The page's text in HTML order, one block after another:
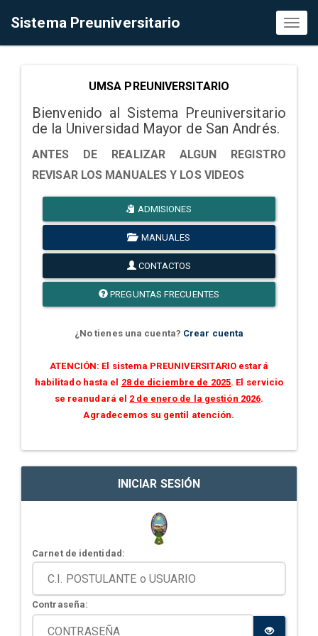
Sistema Preuniversitario
UMSA PREUNIVERSITARIO
Bienvenido al Sistema Preuniversitario
de la Universidad Mayor de San Andrés.
ANTES DE REALIZAR ALGUN REGISTRO
REVISAR LOS MANUALES Y LOS VIDEOS
ADMISIONES
MANUALES
CONTACTOS
PREGUNTAS FRECUENTES
¿No tienes una cuenta? Crear cuenta
ATENCIÓN: El sistema PREUNIVERSITARIO estará
habilitado hasta el 28 de diciembre de 2025. El servicio
se reanudará el 2 de enero de la gestión 2026.
Agradecemos su gentil atención.
INICIAR SESIÓN
Carnet de identidad:
Contraseña: